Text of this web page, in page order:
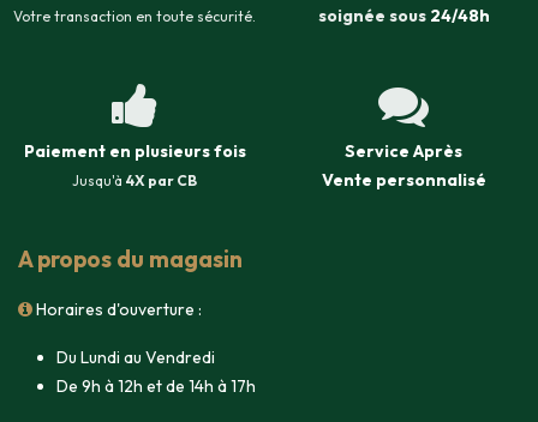
Votre transaction en toute sécurité.
soignée sous 24/48h
Paiement en plusieurs fois
Jusqu'à 4X par CB
Service Après
Vente personnalisé
A propos du magasin
Horaires d'ouverture :
Du Lundi au Vendredi
De 9h à 12h et de 14h à 17h